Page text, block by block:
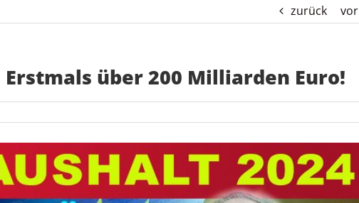
zurück vor
Erstmals über 200 Milliarden Euro!